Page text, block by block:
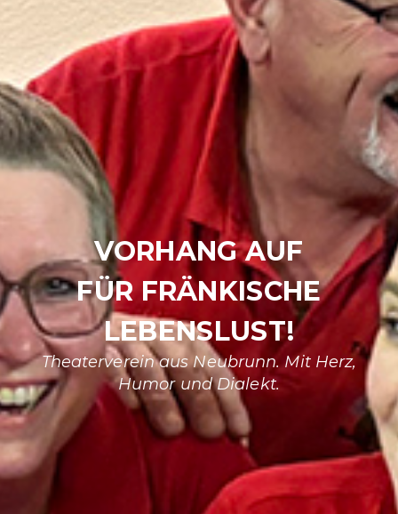
VORHANG AUF
FÜR FRÄNKISCHE
LEBENSLUST!
Theaterverein aus Neubrunn. Mit Herz,
Humor und Dialekt.